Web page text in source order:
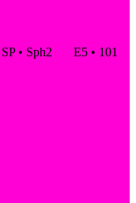
SP • Sph2 E5 • 101